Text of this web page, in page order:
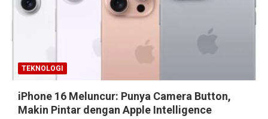
TEKNOLOGI
iPhone 16 Meluncur: Punya Camera Button,
Makin Pintar dengan Apple Intelligence